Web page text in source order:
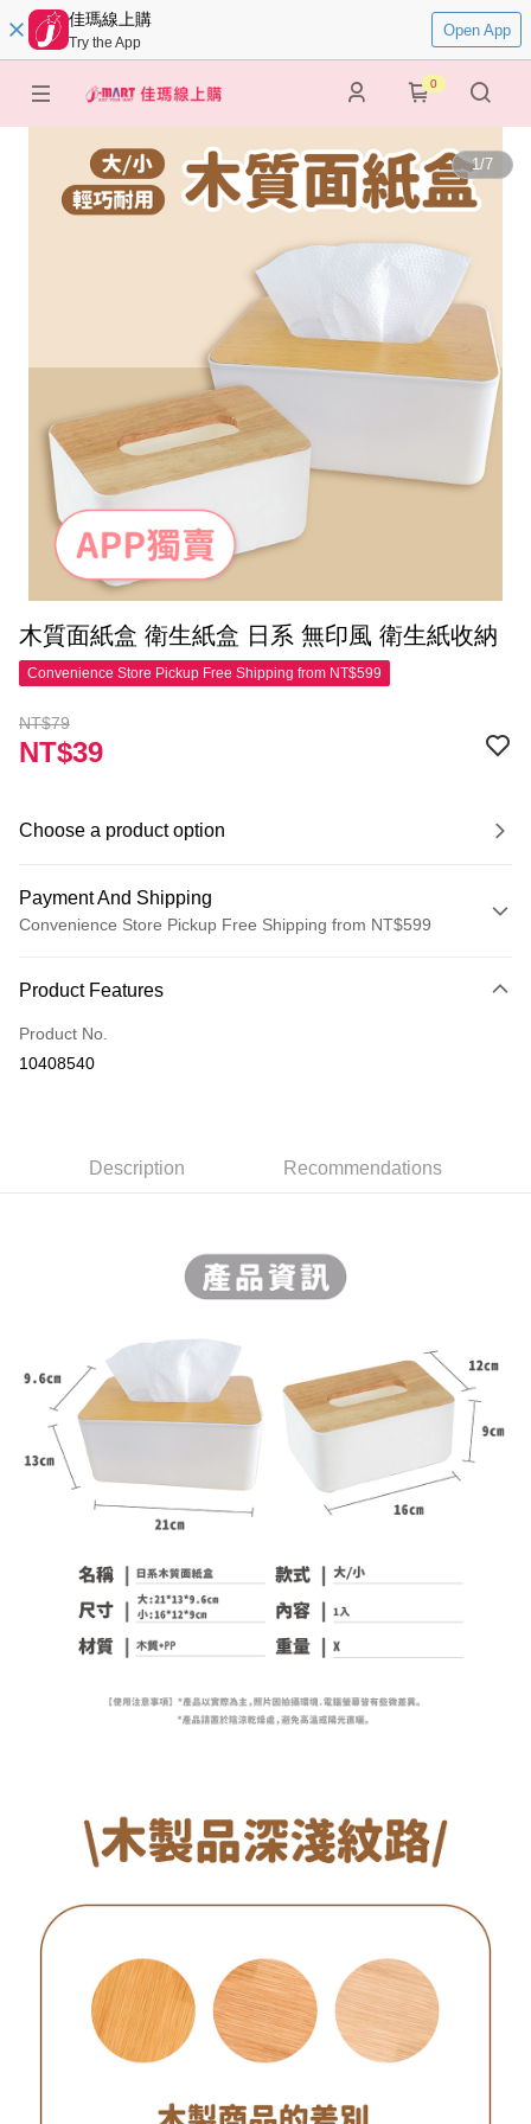
佳瑪線上購
Try the App
Open App
0
1/7
木質面紙盒 衛生紙盒 日系 無印風 衛生紙收納
Convenience Store Pickup Free Shipping from NT$599
NT$79
NT$39
Choose a product option
Payment And Shipping
Convenience Store Pickup Free Shipping from NT$599
Credit Card (Full Payment)
Convenience Store Pickup and Pay
全家取貨付款
NT$60/order | Free shipping on orders of NT$599 or more
付款後全家取貨
NT$60/order | Free shipping on orders of NT$599 or more
7-11取貨付款
付款後7-11取貨
NT$60/order | Free shipping on orders of NT$599 or more
Product Features
Product No.
10408540
Description Recommendations